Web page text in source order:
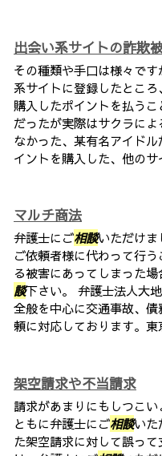
出会い系サイトの詐欺
その種類や手口は様々で
系サイトに登録したところ
購入したポイントを払う
だったが実際はサクラに
なかった、某有名アイドル
イントを購入した、他の
マルチ商法
弁護士にご相談いただけま
ご依頼者様に代わって行
る被害にあってしまった
談下さい。 弁護士法人大
全般を中心に交通事故、
頼に対応しております。
架空請求や不当請求
請求があまりにもしつこ
ともに弁護士にご相談いた
た架空請求に対して誤っ